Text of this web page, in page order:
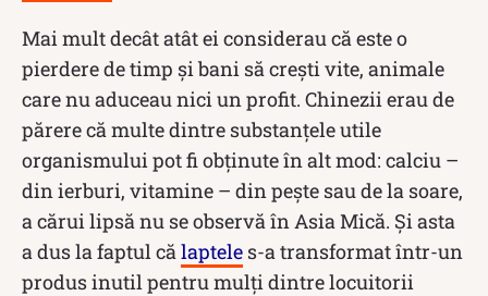
Mai mult decât atât ei considerau că este o
pierdere de timp și bani să crești vite, animale
care nu aduceau nici un profit. Chinezii erau de
părere că multe dintre substanțele utile
organismului pot fi obținute în alt mod: calciu –
din ierburi, vitamine – din pește sau de la soare,
a cărui lipsă nu se observă în Asia Mică. Și asta
a dus la faptul că laptele s-a transformat într-un
produs inutil pentru mulți dintre locuitorii